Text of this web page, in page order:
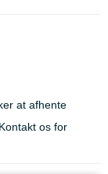
at afhente
os for